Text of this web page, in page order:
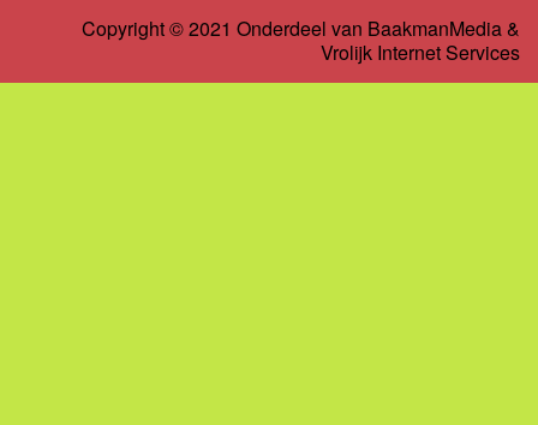
Copyright © 2021 Onderdeel van BaakmanMedia&
Vrolijk Internet Services